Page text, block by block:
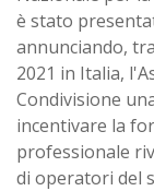
è stato
annunciando,
2021 in Italia,
Condivisione
incentivare la
professionale
di operatori del